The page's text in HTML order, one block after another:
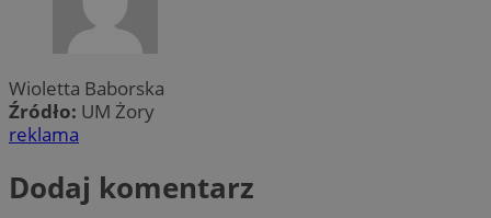
Wioletta Baborska
Źródło: UM Żory
reklama
Dodaj komentarz